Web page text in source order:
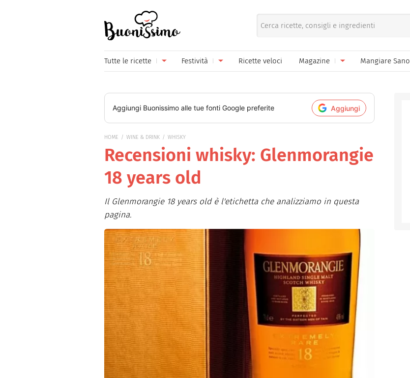
Tutte le ricette
Primi piatti Pane pizza focacce
Secondi piatti Salse e sughi
Marmellate e confetture
Conserve
Formaggi
Frutta Bevande
Festività
Carnevale
Festa della Donna
Festa della Mamma
Halloween
Natale
San Valentino
Ricette veloci Magazine Mangiare Sano
Aggiungi Buonissimo alle tue fonti Google preferite Aggiungi
HOME WINE & DRINK WHISKY
Recensioni whisky: Glenmorangie
18 years old
Il Glenmorangie 18 years old è l'etichetta che analizziamo in questa
pagina.